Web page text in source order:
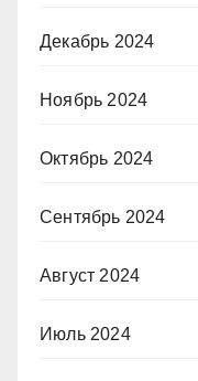
Декабрь 2024
Ноябрь 2024
Октябрь 2024
Сентябрь 2024
Август 2024
Июль 2024